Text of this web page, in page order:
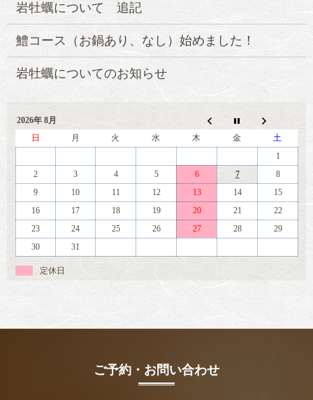
岩牡蠣について 追記
鱧コース（お鍋あり、なし）始めました！
岩牡蠣についてのお知らせ
2026年 8月
日
月 火 水 木 金
土
1
2
3 4 5 6 7
8
9
10 11 12 13 14
15
16
17 18 19 20 21
22
23
24 25 26 27 28
29
30
31
定休日
ご予約・お問い合わせ